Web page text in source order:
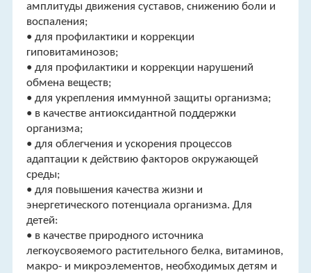
амплитуды движения суставов, снижению боли и
воспаления;
• для профилактики и коррекции
гиповитаминозов;
• для профилактики и коррекции нарушений
обмена веществ;
• для укрепления иммунной защиты организма;
• в качестве антиоксидантной поддержки
организма;
• для облегчения и ускорения процессов
адаптации к действию факторов окружающей
среды;
• для повышения качества жизни и
энергетического потенциала организма. Для
детей:
• в качестве природного источника
легкоусвояемого растительного белка, витаминов,
макро- и микроэлементов, необходимых детям и